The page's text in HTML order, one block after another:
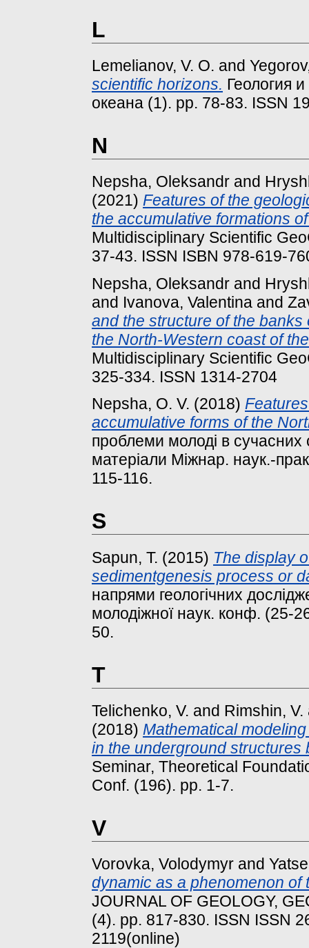
L
Lemelianov, V. O. and
scientific horizons. Геология
океана (1). pp. 78-83. ISSN
N
Nepsha, Oleksandr and
(2021) Features of the
the accumulative formations
Multidisciplinary Scientific
37-43. ISSN ISBN 978-619-
Nepsha, Oleksandr and
and Ivanova, Valentina and
and the structure of the
the North-Western coast of
Multidisciplinary Scientific
325-334. ISSN 1314-2704
Nepsha, О. V. (2018)
accumulative forms of the
проблеми молоді в сучасних
матеріали Міжнар. наук.-
115-116.
S
Sapun, T. (2015) The display
sedimentgenesis process or
напрями геологічних
молодіжної наук. конф. (25-
50.
T
Telichenko, V. and Rimshin, V.
(2018) Mathematical
in the underground structures
Seminar, Theoretical
Conf. (196). pp. 1-7.
V
Vorovka, Volodymyr and
dynamic as a phenomenon of
JOURNAL OF GEOLOGY,
(4). pp. 817-830. ISSN ISSN
2119(online)